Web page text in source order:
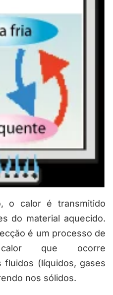
o calor é transmitido
do material aquecido.
é um processo de
que ocorre
fluidos (líquidos, gases
nos sólidos.